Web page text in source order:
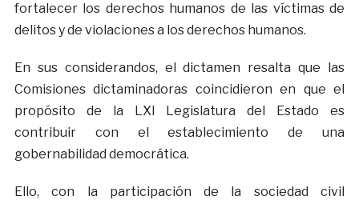
fortalecer los derechos humanos de las víctimas de
delitos y de violaciones a los derechos humanos.
En sus considerandos, el dictamen resalta que las
Comisiones dictaminadoras coincidieron en que el
propósito de la LXI Legislatura del Estado es
contribuir con el establecimiento de una
gobernabilidad democrática.
Ello, con la participación de la sociedad civil